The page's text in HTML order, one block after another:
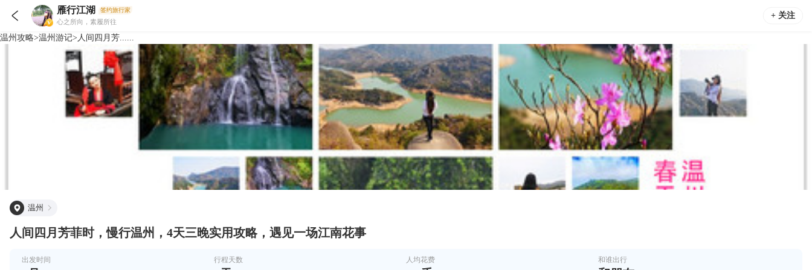
 雁行江湖 签约旅行家
心之所向，素履所往
+ 关注
温州 攻略>温州 游记> 人间四月芳......
温州
人间四月芳菲时，慢行温州，4天三晚实用攻略，遇见一场江南花事
出发时间 行程天数 人均花费 和谁出行